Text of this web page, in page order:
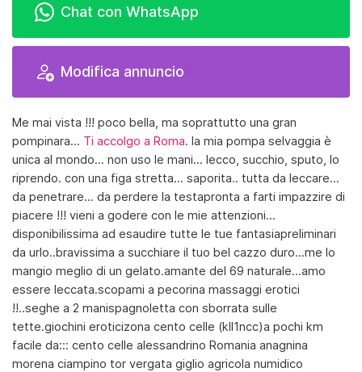
Chat con WhatsApp
Modifica annuncio
Me mai vista !!! poco bella, ma soprattutto una gran
pompinara... Ti accolgo a Roma. la mia pompa selvaggia è
unica al mondo... non uso le mani... lecco, succhio, sputo, lo
riprendo. con una figa stretta... saporita.. tutta da leccare...
da penetrare... da perdere la testapronta a farti impazzire di
piacere !!! vieni a godere con le mie attenzioni...
disponibilissima ad esaudire tutte le tue fantasiapreliminari
da urlo..bravissima a succhiare il tuo bel cazzo duro...me lo
mangio meglio di un gelato.amante del 69 naturale...amo
essere leccata.scopami a pecorina massaggi erotici
!!..seghe a 2 manispagnoletta con sborrata sulle
tette.giochini eroticizona cento celle (kll1ncc)a pochi km
facile da::: cento celle alessandrino Romania anagnina
morena ciampino tor vergata giglio agricola numidico